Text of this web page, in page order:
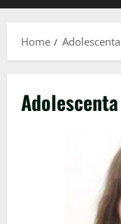
Home Adolescenta
Adolescenta